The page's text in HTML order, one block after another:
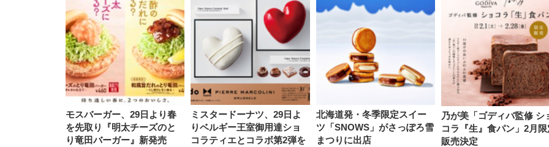
モスバーガー、29日より春
を先取り『明太チーズのと
り竜田バーガー』新発売
ミスタードーナツ、29日よ
りベルギー王室御用達ショ
コラティエとコラボ第2弾を
北海道発・冬季限定スイー
ツ「SNOWS」がさっぽろ雪
まつりに出店
乃が美「ゴディバ監修 シ
コラ『生』食パン」2月限
販売決定